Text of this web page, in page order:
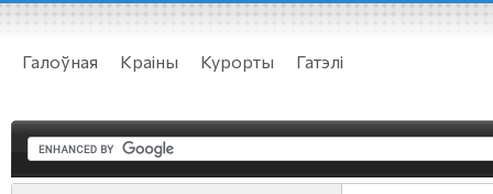
Галоўная Краіны Курорты Гатэлі